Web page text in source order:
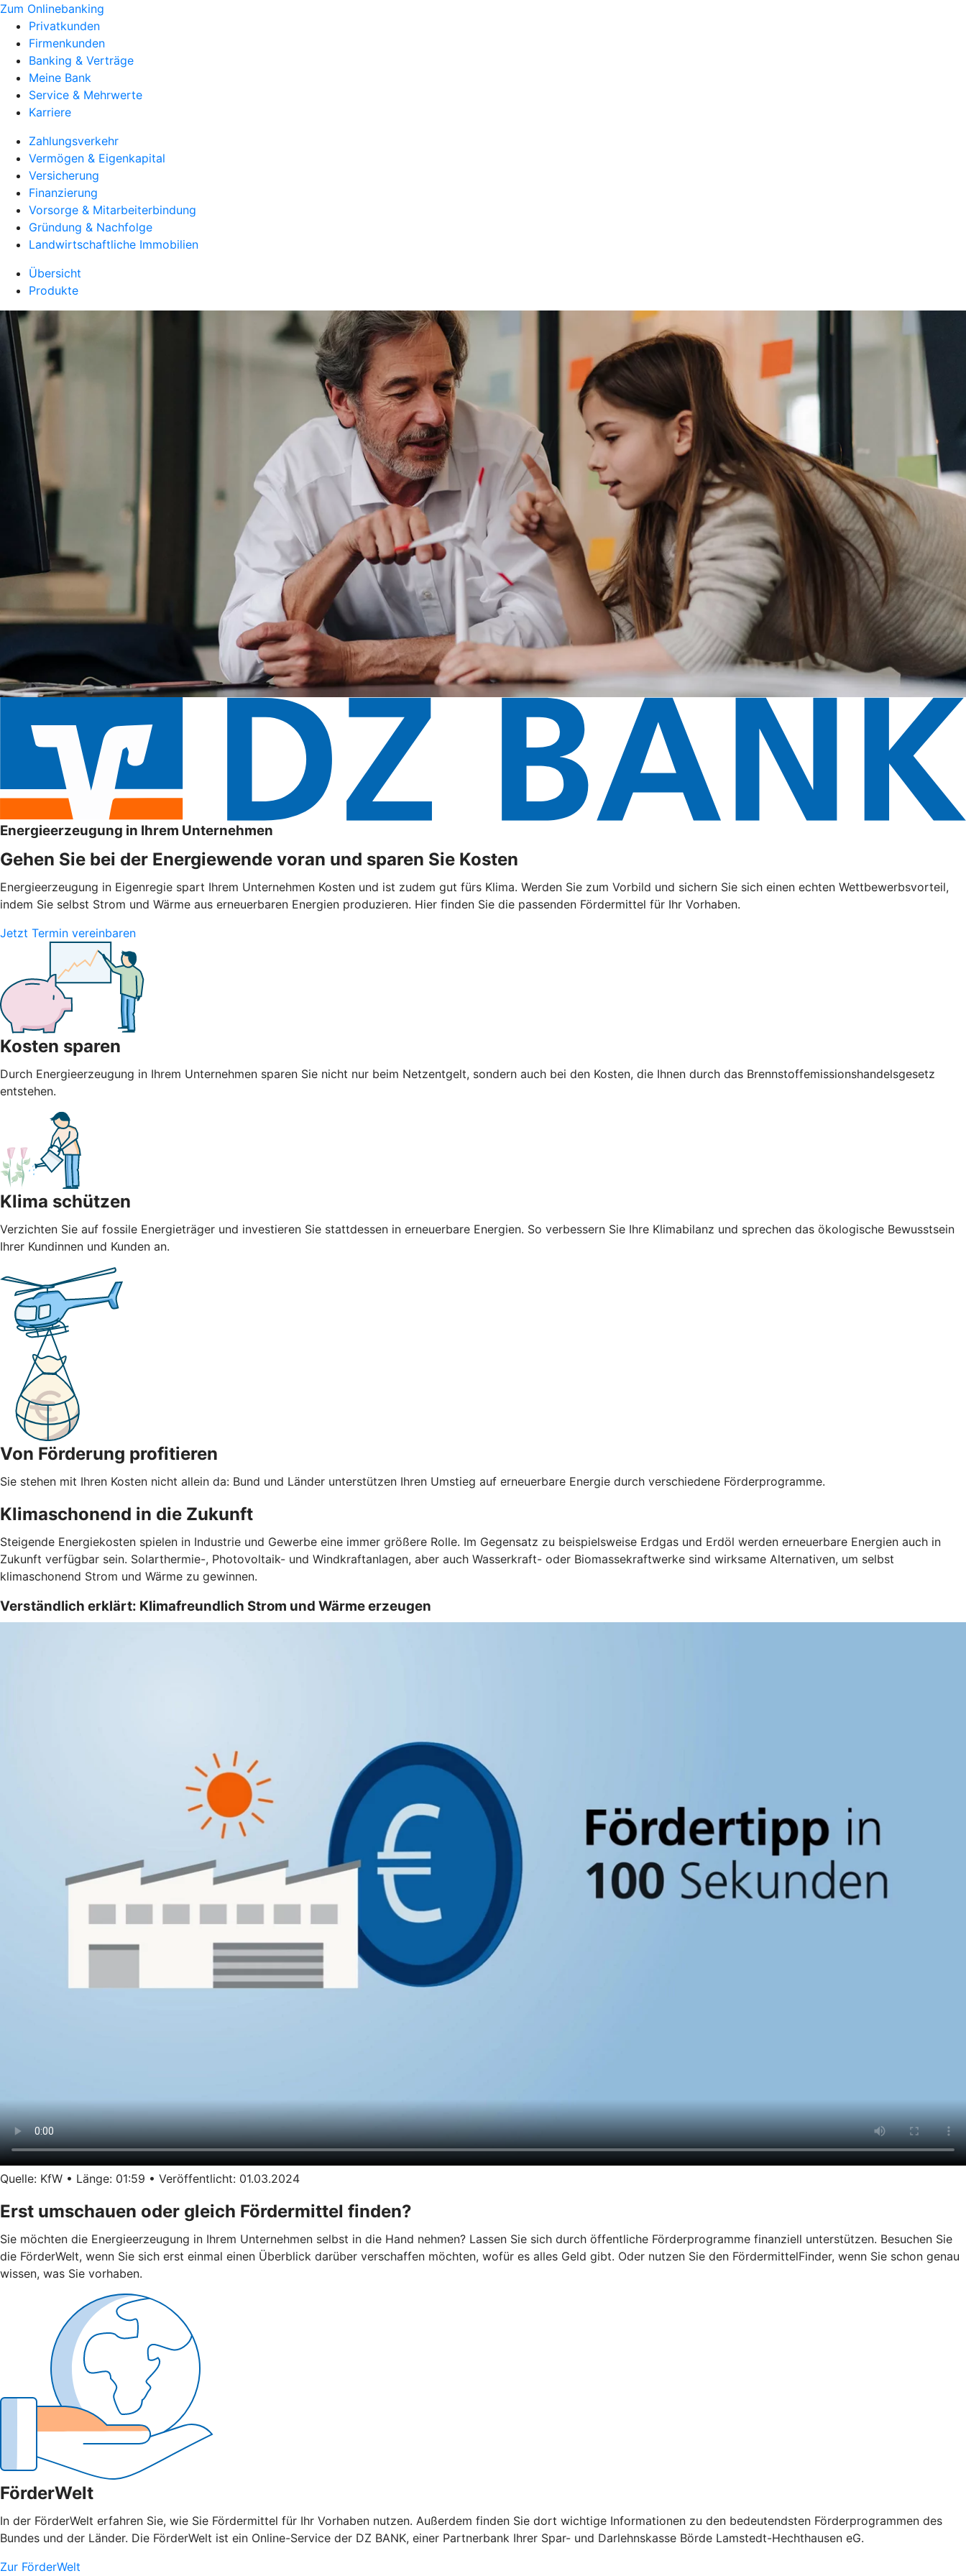
Zum Onlinebanking
Privatkunden
Firmenkunden
Banking & Verträge
Meine Bank
Service & Mehrwerte
Karriere
Zahlungsverkehr
Vermögen & Eigenkapital
Versicherung
Finanzierung
Vorsorge & Mitarbeiterbindung
Gründung & Nachfolge
Landwirtschaftliche Immobilien
Übersicht
Produkte
Energieerzeugung in Ihrem Unternehmen
Gehen Sie bei der Energiewende voran und sparen Sie Kosten
Energieerzeugung in Eigenregie spart Ihrem Unternehmen Kosten und ist zudem gut fürs Klima. Werden Sie zum Vorbild und sichern Sie sich einen echten Wettbewerbsvorteil,
indem Sie selbst Strom und Wärme aus erneuerbaren Energien produzieren. Hier finden Sie die passenden Fördermittel für Ihr Vorhaben.
Jetzt Termin vereinbaren
Kosten sparen
Durch Energieerzeugung in Ihrem Unternehmen sparen Sie nicht nur beim Netzentgelt, sondern auch bei den Kosten, die Ihnen durch das Brennstoffemissionshandelsgesetz
entstehen.
Klima schützen
Verzichten Sie auf fossile Energieträger und investieren Sie stattdessen in erneuerbare Energien. So verbessern Sie Ihre Klimabilanz und sprechen das ökologische Bewusstsein
Ihrer Kundinnen und Kunden an.
Von Förderung profitieren
Sie stehen mit Ihren Kosten nicht allein da: Bund und Länder unterstützen Ihren Umstieg auf erneuerbare Energie durch verschiedene Förderprogramme.
Klimaschonend in die Zukunft
Steigende Energiekosten spielen in Industrie und Gewerbe eine immer größere Rolle. Im Gegensatz zu beispielsweise Erdgas und Erdöl werden erneuerbare Energien auch in
Zukunft verfügbar sein. Solarthermie-, Photovoltaik- und Windkraftanlagen, aber auch Wasserkraft- oder Biomassekraftwerke sind wirksame Alternativen, um selbst
klimaschonend Strom und Wärme zu gewinnen.
Verständlich erklärt: Klimafreundlich Strom und Wärme erzeugen
Quelle: KfW • Länge: 01:59 • Veröffentlicht: 01.03.2024
Erst umschauen oder gleich Fördermittel finden?
Sie möchten die Energieerzeugung in Ihrem Unternehmen selbst in die Hand nehmen? Lassen Sie sich durch öffentliche Förderprogramme finanziell unterstützen. Besuchen Sie
die FörderWelt, wenn Sie sich erst einmal einen Überblick darüber verschaffen möchten, wofür es alles Geld gibt. Oder nutzen Sie den FördermittelFinder, wenn Sie schon genau
wissen, was Sie vorhaben.
FörderWelt
In der FörderWelt erfahren Sie, wie Sie Fördermittel für Ihr Vorhaben nutzen. Außerdem finden Sie dort wichtige Informationen zu den bedeutendsten Förderprogrammen des
Bundes und der Länder. Die FörderWelt ist ein Online-Service der DZ BANK, einer Partnerbank Ihrer Spar- und Darlehnskasse Börde Lamstedt-Hechthausen eG.
Zur FörderWelt